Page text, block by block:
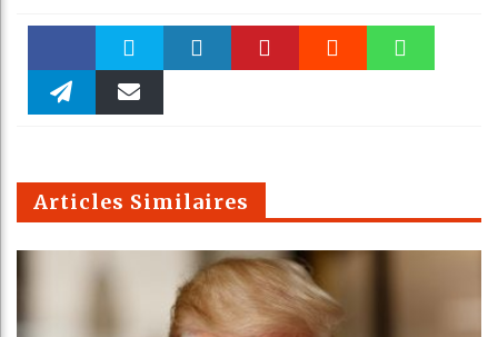
Faceboo Twitter
m
Articles Similaires